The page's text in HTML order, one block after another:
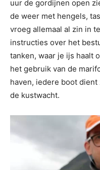
uur de gordijnen open
de weer met hengels,
vroeg allemaal al zin in
instructies over het
tanken, waar je ijs haalt
het gebruik van de
haven, iedere boot
de kustwacht.